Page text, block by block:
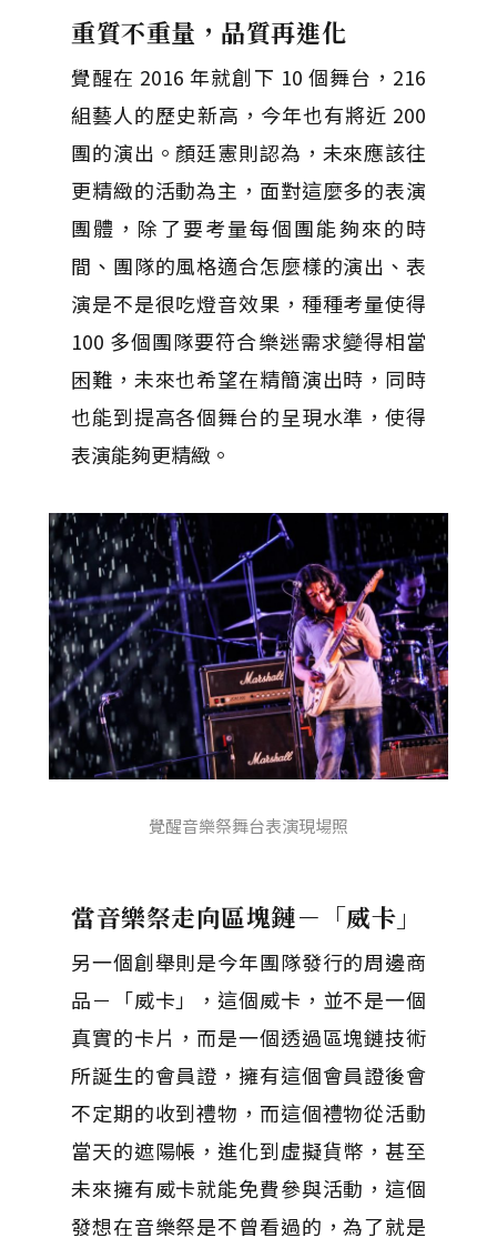
重質不重量，品質再進化
覺醒在 2016 年就創下 10 個舞台，216
組藝人的歷史新高，今年也有將近 200
團的演出。顏廷憲則認為，未來應該往
更精緻的活動為主，面對這麼多的表演
團體，除了要考量每個團能夠來的時
間、團隊的風格適合怎麼樣的演出、表
演是不是很吃燈音效果，種種考量使得
100 多個團隊要符合樂迷需求變得相當
困難，未來也希望在精簡演出時，同時
也能到提高各個舞台的呈現水準，使得
表演能夠更精緻。
覺醒音樂祭舞台表演現場照
當音樂祭走向區塊鏈－「威卡」
另一個創舉則是今年團隊發行的周邊商
品－「威卡」，這個威卡，並不是一個
真實的卡片，而是一個透過區塊鏈技術
所誕生的會員證，擁有這個會員證後會
不定期的收到禮物，而這個禮物從活動
當天的遮陽帳，進化到虛擬貨幣，甚至
未來擁有威卡就能免費參與活動，這個
發想在音樂祭是不曾看過的，為了就是